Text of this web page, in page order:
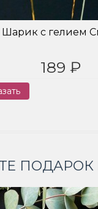
Шарик с гелием
189 ₽
ПОДАРОК